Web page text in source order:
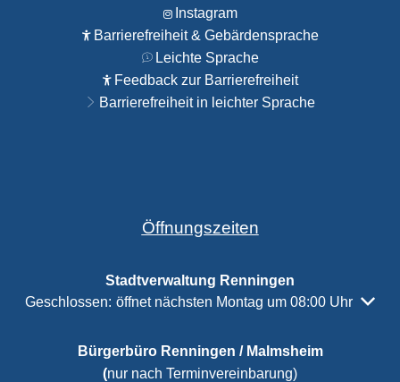
Instagram
Barrierefreiheit & Gebärdensprache
Leichte Sprache
Feedback zur Barrierefreiheit
Barrierefreiheit in leichter Sprache
Öffnungszeiten
Stadtverwaltung Renningen
Klicken, um weitere Öffnungs- oder Schließzeiten
Geschlossen: öffnet nächsten Montag um 08:00 Uhr
Bürgerbüro Renningen / Malmsheim
(nur nach Terminvereinbarung)